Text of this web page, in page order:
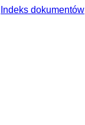
Indeks dokumentów